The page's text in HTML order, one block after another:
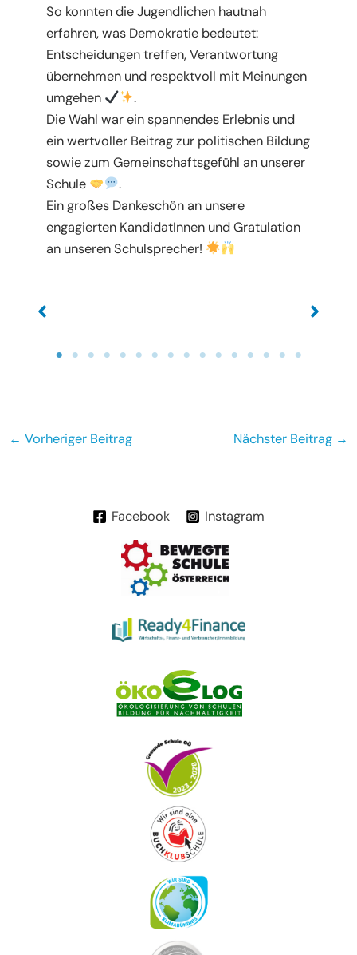
So konnten die Jugendlichen hautnah
erfahren, was Demokratie bedeutet:
Entscheidungen treffen, Verantwortung
übernehmen und respektvoll mit Meinungen
umgehen
.
Die Wahl war ein spannendes Erlebnis und
ein wertvoller Beitrag zur politischen Bildung
sowie zum Gemeinschaftsgefühl an unserer
Schule
.
Ein großes Dankeschön an unsere
engagierten KandidatInnen und Gratulation
an unseren Schulsprecher!
Beitragsnavigation
← Vorheriger Beitrag Nächster Beitrag →
Facebook Instagram